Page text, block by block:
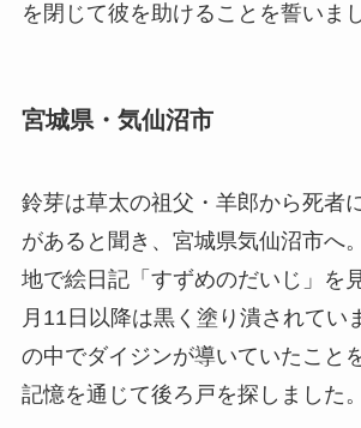
を閉じて彼を助けることを誓いま
宮城県・気仙沼市
鈴芽は草太の祖父・羊郎から死者
があると聞き、宮城県気仙沼市へ
地で絵日記「すずめのだいじ」を
月11日以降は黒く塗り潰されてい
の中でダイジンが導いていたこと
記憶を通じて後ろ戸を探しました。